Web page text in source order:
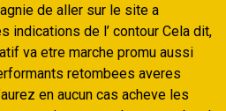
de aller sur le site a
indications de l’ contour Cela dit,
va etre marche promu aussi
retombees averes
en aucun cas acheve les